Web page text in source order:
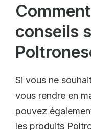
conseils
Si vous ne
vous rendre en
pouvez
les produits